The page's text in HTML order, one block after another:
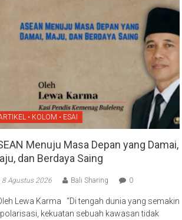
• KOLOM • ESAI
Menuju Masa Depan yang Damai,
dan Berdaya Saing
8 Agustus 2026 Bali Sharing 0
Lewa Karma “Di tengah dunia yang semakin
kekuatan sebuah kawasan tidak